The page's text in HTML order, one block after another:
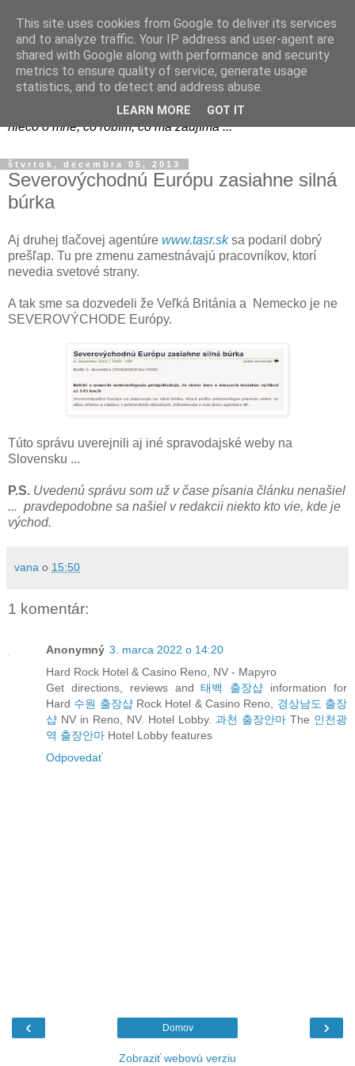
blog.vana.sk - Váňov blog
niečo o mne, čo robím, čo ma zaujíma ...
štvrtok, decembra 05, 2013
Severovýchodnú Európu zasiahne silná
búrka
Aj druhej tlačovej agentúre www.tasr.sksa podaril dobrý
prešľap. Tu pre zmenu zamestnávajú pracovníkov, ktorí
nevedia svetové strany.
A tak sme sa dozvedeli že Veľká Británia a Nemecko je ne
SEVEROVÝCHODE Európy.
Túto správu uverejnili aj iné spravodajské weby na
Slovensku ...
P.S. Uvedenú správu som už v čase písania článku nenašiel
... pravdepodobne sa našiel v redakcii niekto kto vie, kde je
východ.
vana o 15:50
1 komentár:
Anonymný 3. marca 2022 o 14:20
Hard Rock Hotel & Casino Reno, NV - Mapyro
Get directions, reviews and태백 출장샵 information for
Hard 수원 출장샵Rock Hotel & Casino Reno, 경상남도 출장
샵 NV in Reno, NV. Hotel Lobby. 과천 출장안마 The 인천광
역 출장안마 Hotel Lobby features
Odpovedať
‹ ›
Domov
Zobraziť webovú verziu
This site uses cookies from Google to deliver its services
and to analyze traffic. Your IP address and user-agent are
shared with Google along with performance and security
metrics to ensure quality of service, generate usage
statistics, and to detect and address abuse.
LEARN MORE GOT IT